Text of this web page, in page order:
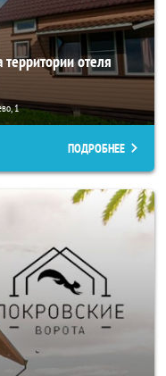
отеля
1
ПОДРОБНЕЕ